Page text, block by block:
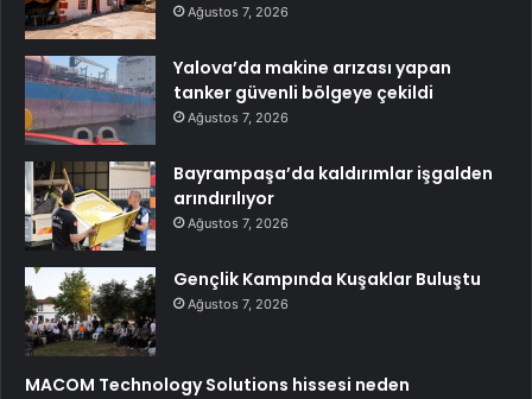
Ağustos 7, 2026
Yalova’da makine arızası yapan
tanker güvenli bölgeye çekildi
Ağustos 7, 2026
Bayrampaşa’da kaldırımlar işgalden
arındırılıyor
Ağustos 7, 2026
Gençlik Kampında Kuşaklar Buluştu
Ağustos 7, 2026
MACOM Technology Solutions hissesi neden